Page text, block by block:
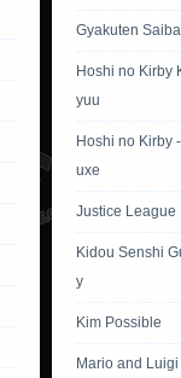
Gyakuten
Hoshi no Kirby
yuu
Hoshi no Kirby
uxe
Justice League
Kidou Senshi
y
Kim Possible
Mario and Luigi